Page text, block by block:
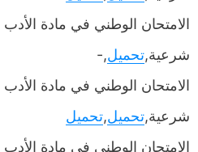
شرعية,تحميل,-
شرعية,تحميل,تحميل